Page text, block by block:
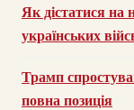
Як дістатися на
українських
Трамп
повна позиція